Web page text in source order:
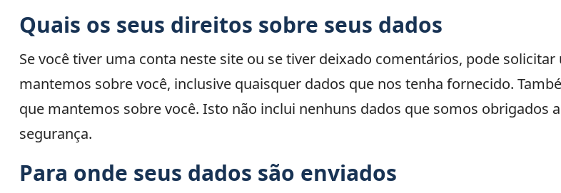
Quais os seus direitos sobre seus dados
Se você tiver uma conta neste site ou se tiver deixado comentários, pode
mantemos sobre você, inclusive quaisquer dados que nos tenha fornecido.
que mantemos sobre você. Isto não inclui nenhuns dados que somos
segurança.
Para onde seus dados são enviados